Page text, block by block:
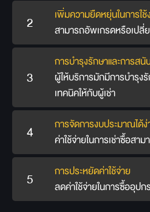
2
เพิ่มความยืดหยุ่นในการใช้
สามารถอัพเกรดหรือเป
3
การบำรุงรักษาและการส
ผู้ให้บริการมักมีการบำรุง
เทคนิคให้กับผู้เช่า
4
การจัดการงบประมาณได้
ค่าใช้จ่ายในการเช่าซื้อสา
5
การประหยัดค่าใช้จ่าย
ลดค่าใช้จ่ายในการซื้ออุป